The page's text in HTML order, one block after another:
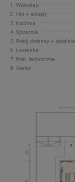
1. Wiatrołap
2. Hol + schody
3. Kuchnia
4. Spiżarnia
5. Pokój dzienny + jadalnia
6. Łazienka
7. Pom. techniczne
8. Garaż